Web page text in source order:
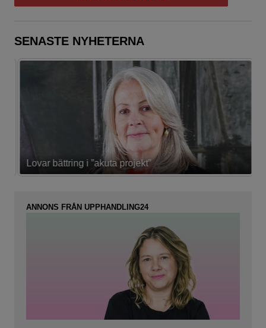
SENASTE NYHETERNA
Lovar bättring i ”akuta projekt”
ANNONS FRÅN UPPHANDLING24